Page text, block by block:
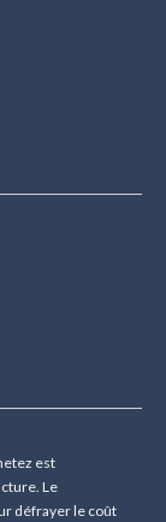
est
Le
défrayer le coût